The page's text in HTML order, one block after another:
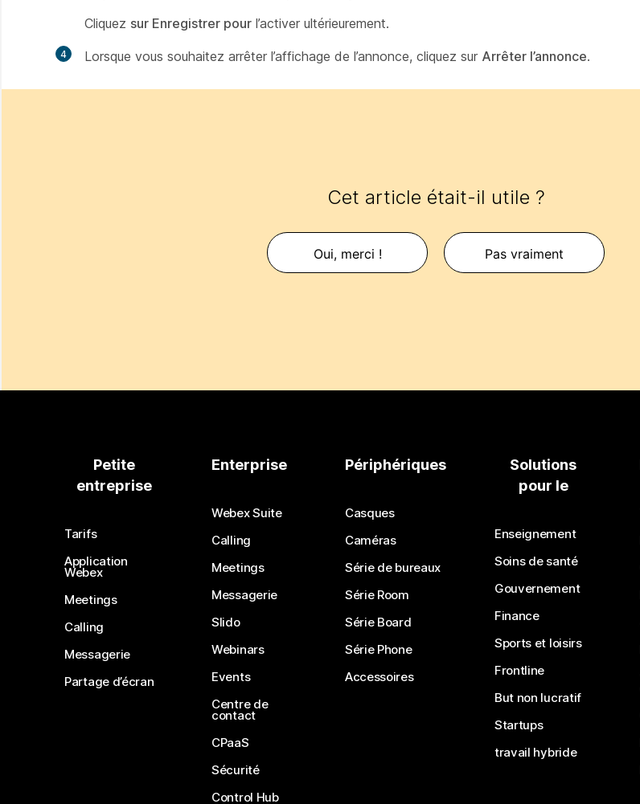
Cliquez sur Enregistrer pour l’activer ultérieurement.
4 Lorsque vous souhaitez arrêter l’affichage de l’annonce, cliquez sur Arrêter l’annonce.
Cet article était-il utile ?
Oui, merci ! Pas vraiment
Petite
entreprise
Tarifs
Application
Webex
Meetings
Calling
Messagerie
Partage d’écran
Enterprise
Webex Suite
Calling
Meetings
Messagerie
Slido
Webinars
Events
Centre de
contact
CPaaS
Sécurité
Control Hub
Périphériques
Casques
Caméras
Série de bureaux
Série Room
Série Board
Série Phone
Accessoires
Solutions
pour le
Enseignement
Soins de santé
Gouvernement
Finance
Sports et loisirs
Frontline
But non lucratif
Startups
travail hybride